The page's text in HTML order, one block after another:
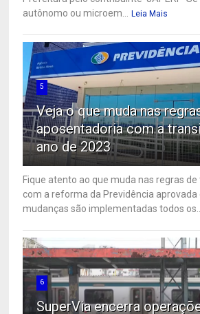
autônomo ou microem...
Leia Mais
5
Veja o que muda nas
aposentadoria com a
ano de 2023
Fique atento ao que muda nas regras
com a reforma da Previdência aprovada
mudanças são implementadas todos os...
6
SuperVia encerra